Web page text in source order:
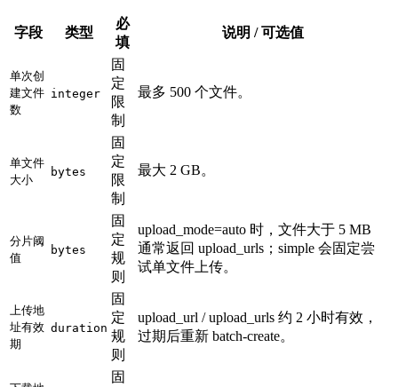
字段 类型
必
填
说明 / 可选值
单次创
建文件
数
integer
固
定
限
制
最多 500 个文件。
单文件
大小
bytes
固
定
限
制
最大 2 GB。
分片阈
值
bytes
固
定
规
则
upload_mode=auto 时，文件大于 5 MB
通常返回 upload_urls；simple 会固定尝
试单文件上传。
上传地
址有效
期
duration
固
定
规
则
upload_url / upload_urls 约 2 小时有效，
过期后重新 batch-create。
固